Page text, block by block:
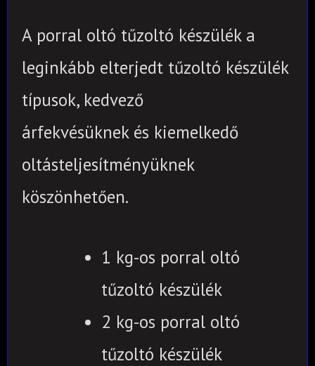
A porral oltó tűzoltó készülék a
leginkább elterjedt tűzoltó készülék
típusok, kedvező
árfekvésüknek és kiemelkedő
oltásteljesítményüknek
köszönhetően.
1 kg-os porral oltó
tűzoltó készülék
2 kg-os porral oltó
tűzoltó készülék